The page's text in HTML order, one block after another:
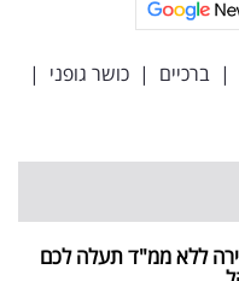
| ברכיים | כושר גופני |
ללא ממ"ד תעלה לכם